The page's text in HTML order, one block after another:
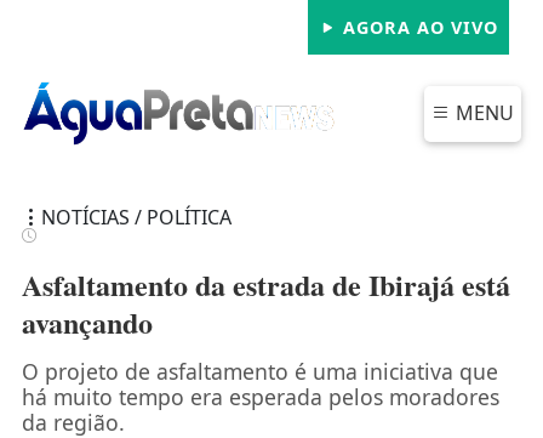
AGORA AO VIVO
MENU
FECHAR
NOTÍCIAS / POLÍTICA
Asfaltamento da estrada de Ibirajá está
avançando
O projeto de asfaltamento é uma iniciativa que
há muito tempo era esperada pelos moradores
da região.